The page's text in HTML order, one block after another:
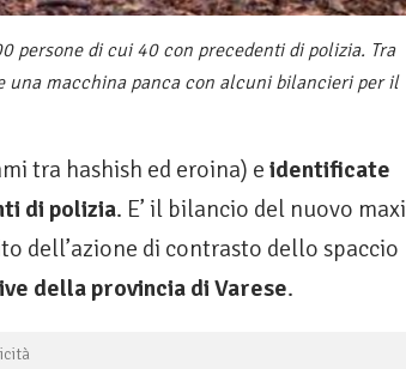
persone di cui 40 con precedenti di polizia. Tra
una macchina panca con alcuni bilancieri per il
tra hashish ed eroina) e identificate
di polizia. E’ il bilancio del nuovo maxi
dell’azione di contrasto dello spaccio
della provincia di Varese.